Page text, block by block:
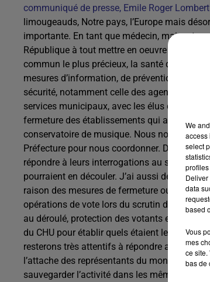
communiqué de presse, Emile Roger
limougeauds, Notre pays, l’Europe mais
importante. En tant que médecin, maire et
République à tout mettre en oeuvre pour
commun le plus précieux, la santé de tous
mesures d’information, de prévention et de
sécurité, notamment celle des agents
services municipaux, avec les élus
fermeture des établissements qui accueillent
conservatoire de musique. Nous nous
Préfecture pour nous coordonner. Dès lundi
répondre à leurs interrogations au sujet des
pourraient en découler. J’ai aussi décidé le
raison des mesures de fermeture ou
opérations de vote lors du scrutin des
au déroulé, protection des votants et des
du CHU pour établir quels étaient les
resterons très attentifs à répondre aux
l’attache des représentants du monde
sauvegarder l’activité dans les mêmes
We and
access
select
data
based
Vous
mes
ce site.
bas de